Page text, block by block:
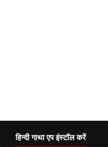
हिन्दी गाथा एप इंस्टॉल करें